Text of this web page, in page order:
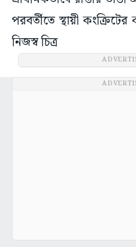
পরবর্তীতে স্থায়ী
নিজস্ব চিত্র